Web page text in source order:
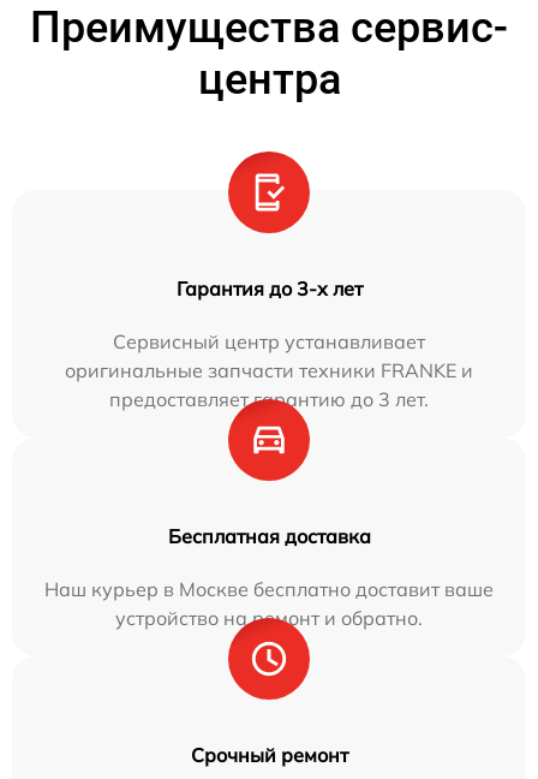
Преимущества сервис-
центра
Гарантия до 3-х лет
Сервисный центр устанавливает
оригинальные запчасти техники FRANKE и
предоставляет гарантию до 3 лет.
Бесплатная доставка
Наш курьер в Москве бесплатно доставит ваше
устройство на ремонт и обратно.
Срочный ремонт